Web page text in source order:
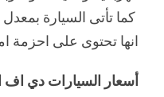
كما تأتى السيارة
انها تحتوى على احزمة
أسعار السيارات دي اف ام 30